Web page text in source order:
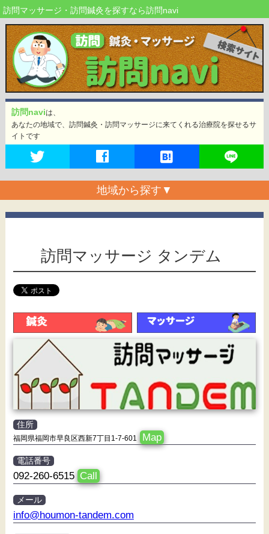
訪問マッサージ・訪問鍼灸を探すなら訪問navi
訪問naviは、
あなたの地域で、訪問鍼灸・訪問マッサージに来てくれる治療院を探せるサ
イトです
地域から探す ▼
訪問マッサージ タンデム
住所
福岡県福岡市早良区西新7丁目1-7-601 Map
電話番号
092-260-6515 Call
メール
info@houmon-tandem.com